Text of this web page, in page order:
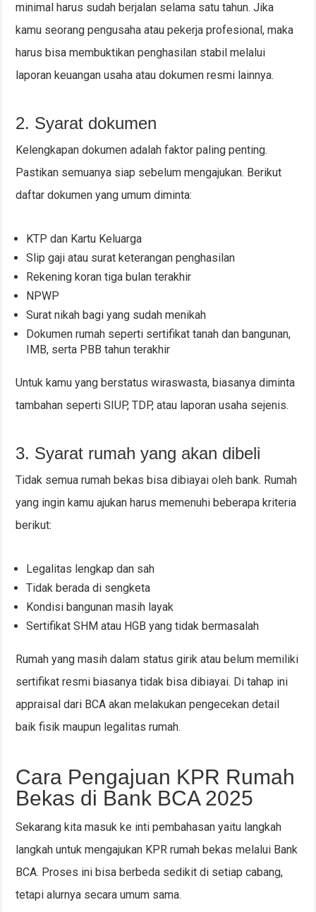
minimal harus sudah berjalan selama satu tahun. Jika
kamu seorang pengusaha atau pekerja profesional, maka
harus bisa membuktikan penghasilan stabil melalui
laporan keuangan usaha atau dokumen resmi lainnya.
2. Syarat dokumen
Kelengkapan dokumen adalah faktor paling penting.
Pastikan semuanya siap sebelum mengajukan. Berikut
daftar dokumen yang umum diminta:
KTP dan Kartu Keluarga
Slip gaji atau surat keterangan penghasilan
Rekening koran tiga bulan terakhir
NPWP
Surat nikah bagi yang sudah menikah
Dokumen rumah seperti sertifikat tanah dan bangunan,
IMB, serta PBB tahun terakhir
Untuk kamu yang berstatus wiraswasta, biasanya diminta
tambahan seperti SIUP, TDP, atau laporan usaha sejenis.
3. Syarat rumah yang akan dibeli
Tidak semua rumah bekas bisa dibiayai oleh bank. Rumah
yang ingin kamu ajukan harus memenuhi beberapa kriteria
berikut:
Legalitas lengkap dan sah
Tidak berada di sengketa
Kondisi bangunan masih layak
Sertifikat SHM atau HGB yang tidak bermasalah
Rumah yang masih dalam status girik atau belum memiliki
sertifikat resmi biasanya tidak bisa dibiayai. Di tahap ini
appraisal dari BCA akan melakukan pengecekan detail
baik fisik maupun legalitas rumah.
Cara Pengajuan KPR Rumah
Bekas di Bank BCA 2025
Sekarang kita masuk ke inti pembahasan yaitu langkah
langkah untuk mengajukan KPR rumah bekas melalui Bank
BCA. Proses ini bisa berbeda sedikit di setiap cabang,
tetapi alurnya secara umum sama.